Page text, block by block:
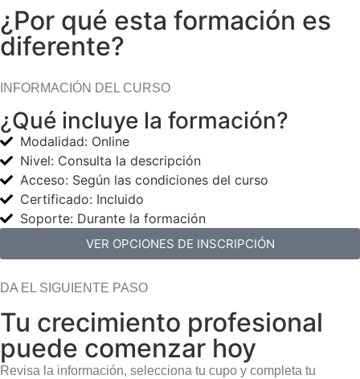
¿Por qué esta formación es
diferente?
INFORMACIÓN DEL CURSO
¿Qué incluye la formación?
Modalidad: Online
Nivel: Consulta la descripción
Acceso: Según las condiciones del curso
Certificado: Incluido
Soporte: Durante la formación
VER OPCIONES DE INSCRIPCIÓN
DA EL SIGUIENTE PASO
Tu crecimiento profesional
puede comenzar hoy
Revisa la información, selecciona tu cupo y completa tu